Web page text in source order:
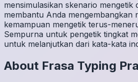
mensimulasikan skenario mengetik
membantu Anda mengembangkan
kemampuan mengetik terus-
Sempurna untuk pengetik tingkat
untuk melanjutkan dari kata-kata
About Frasa Typing